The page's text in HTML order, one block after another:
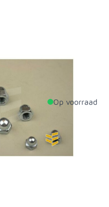
corrosieve omgevingen.
Op voorraad